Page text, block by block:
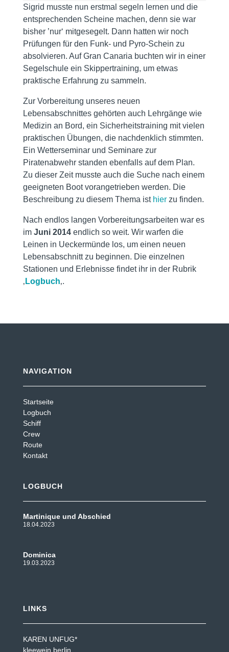
Sigrid musste nun erstmal segeln lernen und die
entsprechenden Scheine machen, denn sie war
bisher ’nur‘ mitgesegelt. Dann hatten wir noch
Prüfungen für den Funk- und Pyro-Schein zu
absolvieren. Auf Gran Canaria buchten wir in einer
Segelschule ein Skippertraining, um etwas
praktische Erfahrung zu sammeln.
Zur Vorbereitung unseres neuen
Lebensabschnittes gehörten auch Lehrgänge wie
Medizin an Bord, ein Sicherheitstraining mit vielen
praktischen Übungen, die nachdenklich stimmten.
Ein Wetterseminar und Seminare zur
Piratenabwehr standen ebenfalls auf dem Plan.
Zu dieser Zeit musste auch die Suche nach einem
geeigneten Boot vorangetrieben werden. Die
Beschreibung zu diesem Thema ist hier zu finden.
Nach endlos langen Vorbereitungsarbeiten war es
im Juni 2014endlich so weit. Wir warfen die
Leinen in Ueckermünde los, um einen neuen
Lebensabschnitt zu beginnen. Die einzelnen
Stationen und Erlebnisse findet ihr in der Rubrik
‚ Logbuch‚.
NAVIGATION
Startseite
Logbuch
Schiff
Crew
Route
Kontakt
LOGBUCH
Martinique und Abschied
18.04.2023
Dominica
19.03.2023
LINKS
KAREN UNFUG*
kleewein berlin